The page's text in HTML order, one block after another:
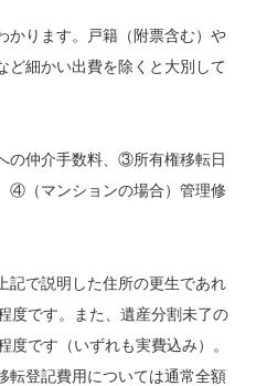
かります。戸籍（附票含む）や
ど細かい出費を除くと大別して
仲介手数料、③所有権移転日
④（マンションの場合）管理修
で説明した住所の更生であれ
度です。また、遺産分割未了の
です（いずれも実費込み）。
転登記費用については通常全額